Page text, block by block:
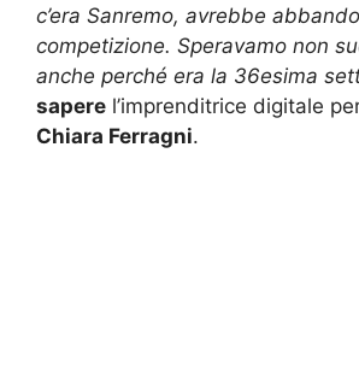
c’era Sanremo, avrebbe
competizione. Speravamo non
anche perché era la 36esima
sapere l’imprenditrice digitale
Chiara Ferragni.